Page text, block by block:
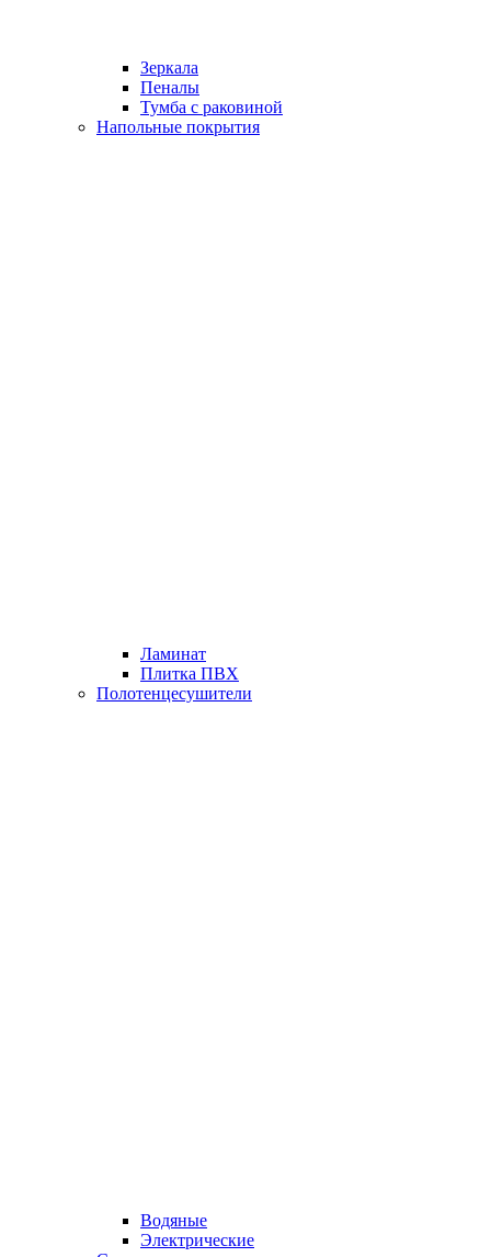
Зеркала
Пеналы
Тумба с раковиной
Напольные покрытия
Ламинат
Плитка ПВХ
Полотенцесушители
Водяные
Электрические